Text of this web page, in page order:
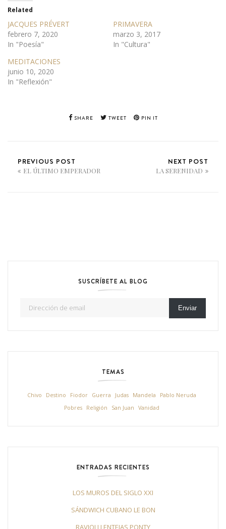
Related
JACQUES PRÉVERT
febrero 7, 2020
In "Poesía"
PRIMAVERA
marzo 3, 2017
In "Cultura"
MEDITACIONES
junio 10, 2020
In "Reflexión"
SHARE TWEET PIN IT
PREVIOUS POST
EL ÚLTIMO EMPERADOR
NEXT POST
LA SERENIDAD
SUSCRÍBETE AL BLOG
Enviar
TEMAS
Chivo Destino Fiodor Guerra Judas Mandela
Pablo Neruda
Pobres
Religión San Juan Vanidad
ENTRADAS RECIENTES
LOS MUROS DEL SIGLO XXI
SÁNDWICH CUBANO LE BON
RAVIOLI LENTEJAS PONTY